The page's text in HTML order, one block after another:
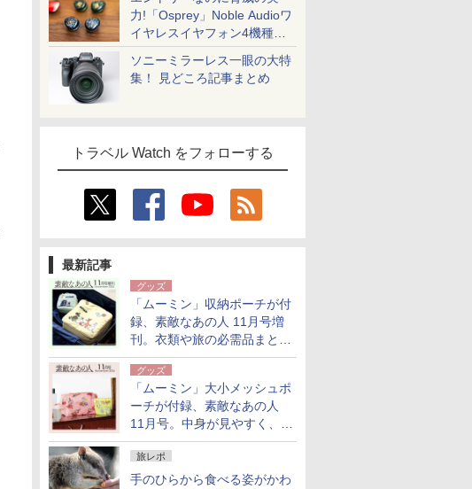
力!「Osprey」Noble Audioワ
イヤレスイヤフォン4機種を
一気に聴く
ソニーミラーレス一眼の大特
集！ 見どころ記事まとめ
トラベル Watch をフォローする
最新記事
グッズ
「ムーミン」収納ポーチが付
録、素敵なあの人 11月号増
刊。衣類や旅の必需品まとま
る大小2個セット
グッズ
「ムーミン」大小メッシュポ
ーチが付録、素敵なあの人
11月号。中身が見やすく、温
泉スパにも使える
旅レポ
手のひらから食べる姿がかわ